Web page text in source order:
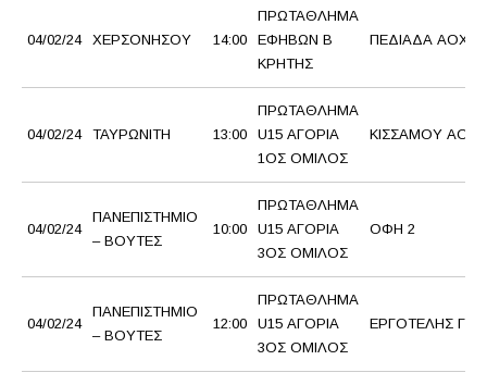
04/02/24 ΧΕΡΣΟΝΗΣΟΥ 14:00
ΠΡΩΤΑΘΛΗΜΑ
ΕΦΗΒΩΝ Β
ΚΡΗΤΗΣ
ΠΕΔΙΑΔΑ ΑΟΧ
04/02/24 ΤΑΥΡΩΝΙΤΗ 13:00
ΠΡΩΤΑΘΛΗΜΑ
U15 ΑΓΟΡΙΑ
1ΟΣ ΟΜΙΛΟΣ
ΚΙΣΣΑΜΟΥ ΑΟ
04/02/24
ΠΑΝΕΠΙΣΤΗΜΙΟ
– ΒΟΥΤΕΣ
10:00
ΠΡΩΤΑΘΛΗΜΑ
U15 ΑΓΟΡΙΑ
3ΟΣ ΟΜΙΛΟΣ
ΟΦΗ 2
04/02/24
ΠΑΝΕΠΙΣΤΗΜΙΟ
– ΒΟΥΤΕΣ
12:00
ΠΡΩΤΑΘΛΗΜΑ
U15 ΑΓΟΡΙΑ
3ΟΣ ΟΜΙΛΟΣ
ΕΡΓΟΤΕΛΗΣ Γ.Σ.